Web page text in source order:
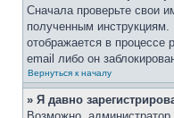
Сначала проверьте свои
полученным
отображается в
email либо он
Вернуться к началу
» Я давно